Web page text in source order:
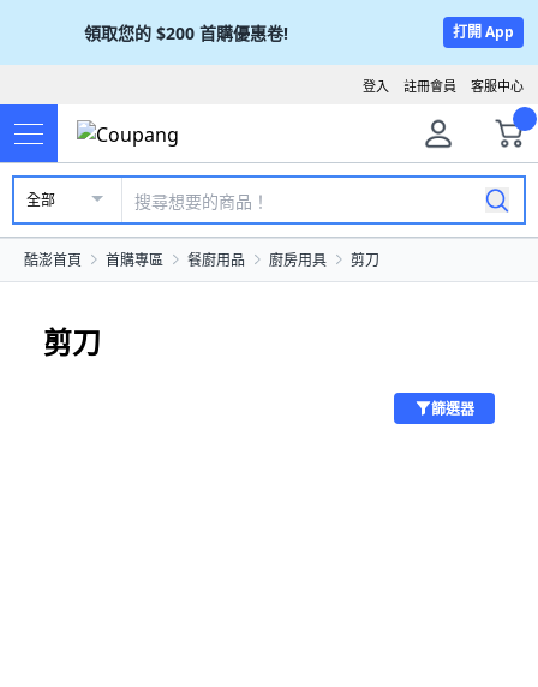
領取您的 $200 首購優惠卷! 打開 App
客服中心
註冊會員
登入
全部
酷澎首頁 首購專區 餐廚用品 廚房用具 剪刀
剪刀
篩選器